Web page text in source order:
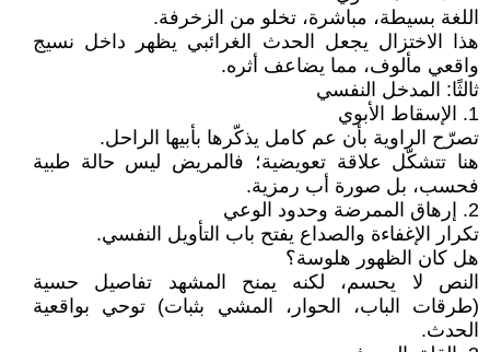
اللغة بسيطة، مباشرة، تخلو من الزخرفة.
هذا الاختزال يجعل الحدث الغرائبي يظهر داخل نسيج
واقعي مألوف، مما يضاعف أثره.
ثالثًا: المدخل النفسي
1. الإسقاط الأبوي
تصرّح الراوية بأن عم كامل يذكّرها بأبيها الراحل.
هنا تتشكّل علاقة تعويضية؛ فالمريض ليس حالة طبية
فحسب، بل صورة أب رمزية.
2. إرهاق الممرضة وحدود الوعي
تكرار الإغفاءة والصداع يفتح باب التأويل النفسي.
هل كان الظهور هلوسة؟
النص لا يحسم، لكنه يمنح المشهد تفاصيل حسية
(طرقات الباب، الحوار، المشي بثبات) توحي بواقعية
الحدث.